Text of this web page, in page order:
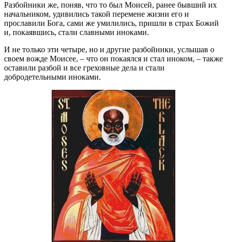
Разбойники же, поняв, что то был Моисей, ранее бывший их
начальником, удивились такой перемене жизни его и
прославили Бога, сами же умилились, пришли в страх Божий
и, покаявшись, стали славными иноками.
И не только эти четыре, но и другие разбойники, услышав о
своем вожде Моисее, – что он покаялся и стал иноком, – также
оставили разбой и все греховные дела и стали
добродетельными иноками.